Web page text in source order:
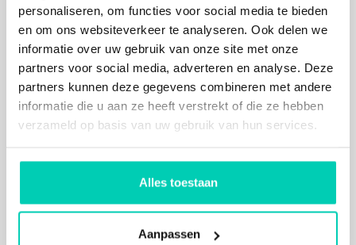
personaliseren, om functies voor social media te bieden
en om ons websiteverkeer te analyseren. Ook delen we
informatie over uw gebruik van onze site met onze
partners voor social media, adverteren en analyse. Deze
partners kunnen deze gegevens combineren met andere
informatie die u aan ze heeft verstrekt of die ze hebben
verzameld op basis van uw gebruik van hun services.
Alles toestaan
Aanpassen
GEWOONBOOT
Amsterdam
Natuur